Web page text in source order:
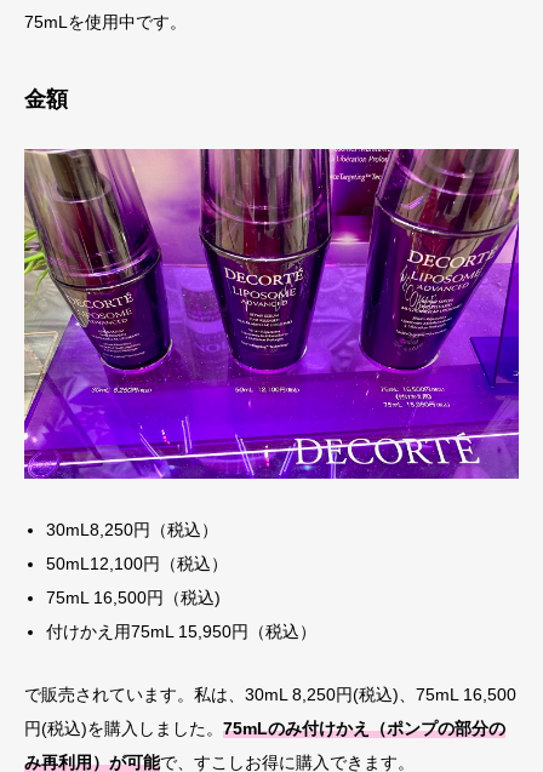
75mLを使用中です。
金額
30mL8,250円（税込）
50mL12,100円（税込）
75mL 16,500円（税込)
付けかえ用75mL 15,950円（税込）
で販売されています。私は、30mL 8,250円(税込)、75mL 16,500
円(税込)を購入しました。 75mLのみ付けかえ（ポンプの部分の
み再利用）が可能で、すこしお得に購入できます。